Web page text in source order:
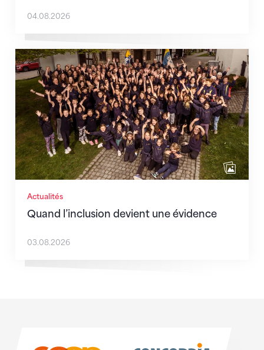
04.08.2026
Actualités
Quand l’inclusion devient une évidence
Quand l’inclusion devient une évidence
03.08.2026